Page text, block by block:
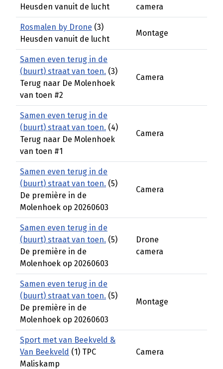
Heusden vanuit de lucht
camera
Rosmalen by Drone (3)
Heusden vanuit de lucht
Montage
Samen even terug in de
(buurt) straat van toen. (3)
Terug naar De Molenhoek
van toen #2
Camera
Samen even terug in de
(buurt) straat van toen. (4)
Terug naar De Molenhoek
van toen #1
Camera
Samen even terug in de
(buurt) straat van toen. (5)
De première in de
Molenhoek op 20260603
Camera
Samen even terug in de
(buurt) straat van toen. (5)
De première in de
Molenhoek op 20260603
Drone
camera
Samen even terug in de
(buurt) straat van toen. (5)
De première in de
Molenhoek op 20260603
Montage
Sport met van Beekveld &
Van Beekveld (1) TPC
Maliskamp
Camera